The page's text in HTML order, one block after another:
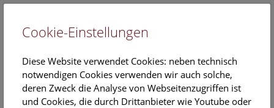
EN
Cookie-Einstellungen
Diese Website verwendet Cookies: neben technisch
notwendigen Cookies verwenden wir auch solche,
deren Zweck die Analyse von Webseitenzugriffen ist
und Cookies, die durch Drittanbieter wie Youtube oder